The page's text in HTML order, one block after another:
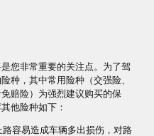
您非常重要的关注点。为了驾
种，其中常用险种（交强险、
赔险）为强烈建议购买的保
他险种如下：
容易造成车辆多出损伤，对路